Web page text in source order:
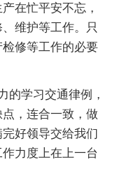
在忙平安不忘，
维护等工作。只
修等工作的必要
的学习交通律例，
，连合一致，做
好领导交给我们
力度上在上一台